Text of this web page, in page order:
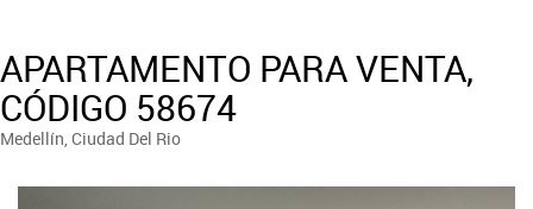
APARTAMENTO PARA VENTA,
CÓDIGO 58674
Medellín, Ciudad Del Rio